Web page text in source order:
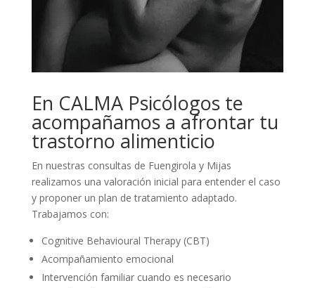
En CALMA Psicólogos te
acompañamos a afrontar tu
trastorno alimenticio
En nuestras consultas de Fuengirola y Mijas
realizamos una valoración inicial para entender el caso
y proponer un plan de tratamiento adaptado.
Trabajamos con:
Cognitive Behavioural Therapy (CBT)
Acompañamiento emocional
Intervención familiar cuando es necesario